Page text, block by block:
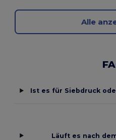
Alle
Ist es für Siebdruck
Läuft es nach